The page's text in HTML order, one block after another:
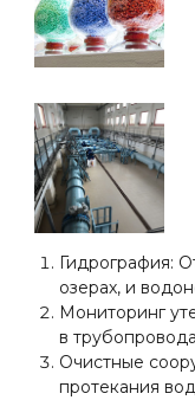
Гидрография:
озерах, и
Мониторинг
в
Очистные
протекания